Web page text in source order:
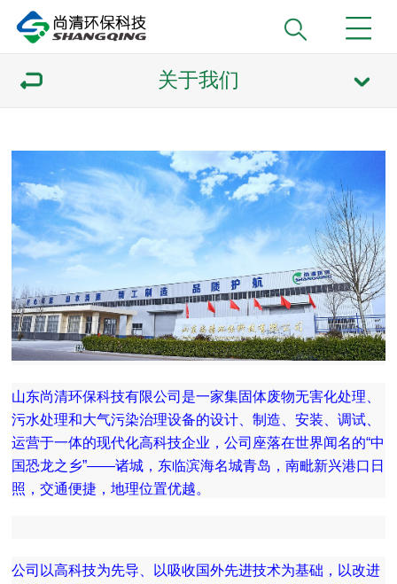
关于我们
山东尚清环保科技有限公司是一家集固体废物无害化处理、
污水处理和大气污染治理设备的设计、制造、安装、调试、
运营于一体的现代化高科技企业，公司座落在世界闻名的“中
国恐龙之乡”——诸城，东临滨海名城青岛，南毗新兴港口日
照，交通便捷，地理位置优越。
公司以高科技为先导、以吸收国外先进技术为基础，以改进